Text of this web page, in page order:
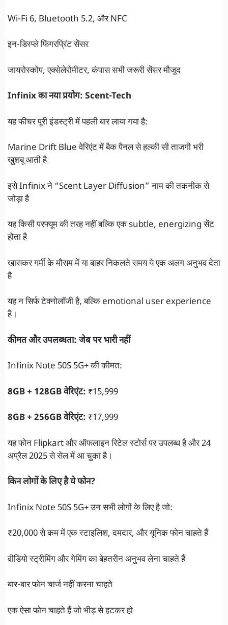
Wi-Fi 6, Bluetooth 5.2, और NFC
इन-डिस्प्ले फिंगरप्रिंट सेंसर
जायरोस्कोप, एक्सेलेरोमीटर, कंपास सभी जरूरी सेंसर मौजूद
Infinix का नया प्रयोग: Scent-Tech
यह फीचर पूरी इंडस्ट्री में पहली बार लाया गया है:
Marine Drift Blue वेरिएंट में बैक पैनल से हल्की सी ताजगी भरी
खुशबू आती है
इसे Infinix ने “Scent Layer Diffusion” नाम की तकनीक से
जोड़ा है
यह किसी परफ्यूम की तरह नहीं बल्कि एक subtle, energizing सेंट
होता है
खासकर गर्मी के मौसम में या बाहर निकलते समय ये एक अलग अनुभव देता
है
यह न सिर्फ टेक्नोलॉजी है, बल्कि emotional user experience
है।
कीमत और उपलब्धता: जेब पर भारी नहीं
Infinix Note 50S 5G+ की कीमत:
8GB + 128GB वेरिएंट: ₹15,999
8GB + 256GB वेरिएंट: ₹17,999
यह फोन Flipkart और ऑफलाइन रिटेल स्टोर्स पर उपलब्ध है और 24
अप्रैल 2025 से सेल में आ चुका है।
किन लोगों के लिए है ये फोन?
Infinix Note 50S 5G+ उन सभी लोगों के लिए है जो:
₹20,000 से कम में एक स्टाइलिश, दमदार, और यूनिक फोन चाहते हैं
वीडियो स्ट्रीमिंग और गेमिंग का बेहतरीन अनुभव लेना चाहते हैं
बार-बार फोन चार्ज नहीं करना चाहते
एक ऐसा फोन चाहते हैं जो भीड़ से हटकर हो